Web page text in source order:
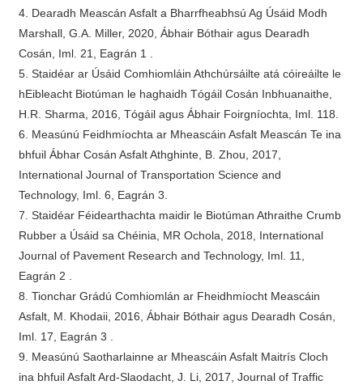
4. Dearadh Meascán Asfalt a Bharrfheabhsú Ag Úsáid Modh
Marshall, G.A. Miller, 2020, Ábhair Bóthair agus Dearadh
Cosán, Iml. 21, Eagrán 1 .
5. Staidéar ar Úsáid Comhiomláin Athchúrsáilte atá cóireáilte le
hEibleacht Biotúman le haghaidh Tógáil Cosán Inbhuanaithe,
H.R. Sharma, 2016, Tógáil agus Ábhair Foirgníochta, Iml. 118.
6. Measúnú Feidhmíochta ar Mheascáin Asfalt Meascán Te ina
bhfuil Ábhar Cosán Asfalt Athghinte, B. Zhou, 2017,
International Journal of Transportation Science and
Technology, Iml. 6, Eagrán 3.
7. Staidéar Féidearthachta maidir le Biotúman Athraithe Crumb
Rubber a Úsáid sa Chéinia, MR Ochola, 2018, International
Journal of Pavement Research and Technology, Iml. 11,
Eagrán 2 .
8. Tionchar Grádú Comhiomlán ar Fheidhmíocht Meascáin
Asfalt, M. Khodaii, 2016, Ábhair Bóthair agus Dearadh Cosán,
Iml. 17, Eagrán 3 .
9. Measúnú Saotharlainne ar Mheascáin Asfalt Maitrís Cloch
ina bhfuil Asfalt Ard-Slaodacht, J. Li, 2017, Journal of Traffic